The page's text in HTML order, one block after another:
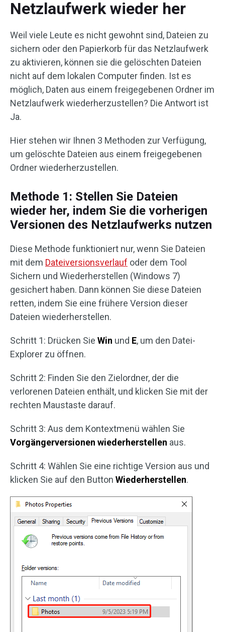
Netzlaufwerk wieder her
Weil viele Leute es nicht gewohnt sind, Dateien zu
sichern oder den Papierkorb für das Netzlaufwerk
zu aktivieren, können sie die gelöschten Dateien
nicht auf dem lokalen Computer finden. Ist es
möglich, Daten aus einem freigegebenen Ordner im
Netzlaufwerk wiederherzustellen? Die Antwort ist
Ja.
Hier stehen wir Ihnen 3 Methoden zur Verfügung,
um gelöschte Dateien aus einem freigegebenen
Ordner wiederherzustellen.
Methode 1: Stellen Sie Dateien
wieder her, indem Sie die vorherigen
Versionen des Netzlaufwerks nutzen
Diese Methode funktioniert nur, wenn Sie Dateien
mit dem Dateiversionsverlauf oder dem Tool
Sichern und Wiederherstellen (Windows 7)
gesichert haben. Dann können Sie diese Dateien
retten, indem Sie eine frühere Version dieser
Dateien wiederherstellen.
Schritt 1: Drücken Sie Win und E, um den Datei-
Explorer zu öffnen.
Schritt 2: Finden Sie den Zielordner, der die
verlorenen Dateien enthält, und klicken Sie mit der
rechten Maustaste darauf.
Schritt 3: Aus dem Kontextmenü wählen Sie
Vorgängerversionen wiederherstellen aus.
Schritt 4: Wählen Sie eine richtige Version aus und
klicken Sie auf den Button Wiederherstellen.